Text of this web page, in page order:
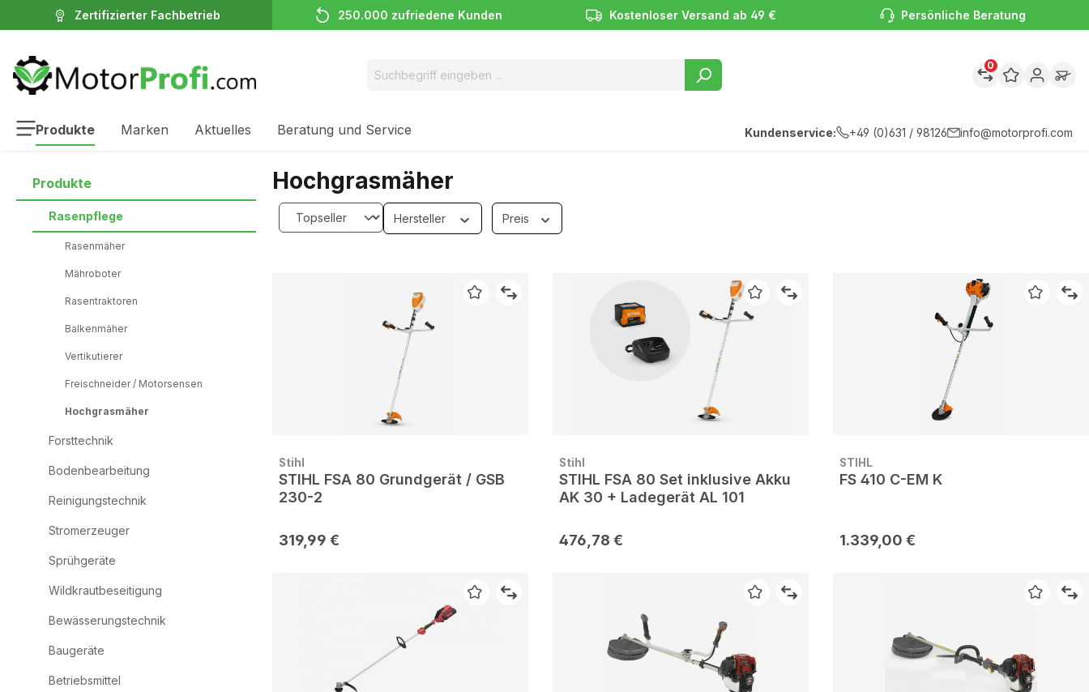
springenZertifizierter Fachbetrieb 250.000 zufriedene Kunden Kostenloser Versand ab 49 € Persönliche Beratung
0
Produkte Marken Aktuelles Beratung und Service Kundenservice: +49 (0)631 / 98126 info@motorprofi.com
Produkte
Rasenpflege
Rasenmäher
Mähroboter
Rasentraktoren
Balkenmäher
Vertikutierer
Freischneider / Motorsensen
Hochgrasmäher
Forsttechnik
Bodenbearbeitung
Reinigungstechnik
Stromerzeuger
Sprühgeräte
Wildkrautbeseitigung
Bewässerungstechnik
Baugeräte
Betriebsmittel
Hochgrasmäher
Hersteller Preis
Stihl
STIHL FSA 80 Grundgerät / GSB
230-2
319,99 €
Stihl
STIHL FSA 80 Set inklusive Akku
AK 30 + Ladegerät AL 101
476,78 €
STIHL
FS 410 C-EM K
1.339,00 €